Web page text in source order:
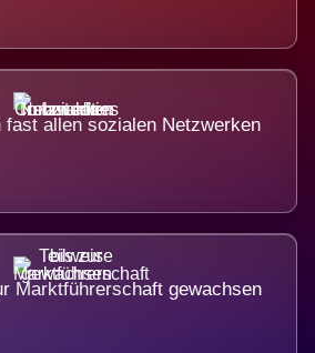
fast allen sozialen Netzwerken
Marktführerschaft gewachsen